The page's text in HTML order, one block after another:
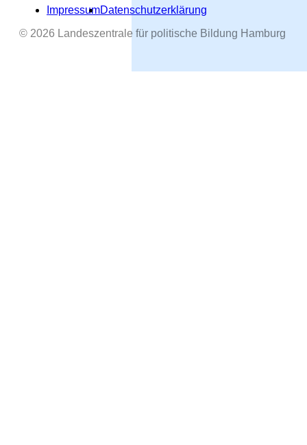
ImpressumDatenschutzerklärung
© 2026 Landeszentrale für politische Bildung Hamburg